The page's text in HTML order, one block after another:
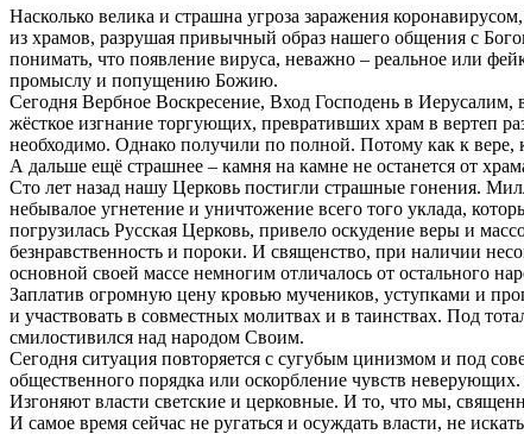
Насколько велика и страшна угроза заражения
из храмов, разрушая привычный образ нашего общения с
понимать, что появление вируса, неважно – реальное или
промыслу и попущению Божию.
Сегодня Вербное Воскресение, Вход Господень в
жёсткое изгнание торгующих, превративших храм в вертеп
необходимо. Однако получили по полной. Потому как к
А дальше ещё страшнее – камня на камне не останется от
Сто лет назад нашу Церковь постигли страшные гонения.
небывалое угнетение и уничтожение всего того уклада,
погрузилась Русская Церковь, привело оскудение веры и
безнравственность и пороки. И священство, при наличии
основной своей массе немногим отличалось от остального
Заплатив огромную цену кровью мучеников, уступками и
и участвовать в совместных молитвах и в таинствах. Под
смилостивился над народом Своим.
Сегодня ситуация повторяется с сугубым цинизмом и под
общественного порядка или оскорбление чувств
Изгоняют власти светские и церковные. И то, что мы,
И самое время сейчас не ругаться и осуждать власти, не